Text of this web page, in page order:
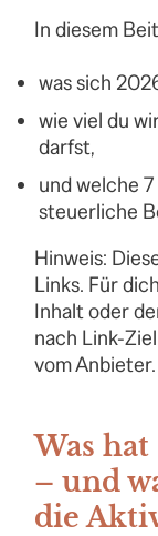
In diesem
was sich
wie viel du
darfst,
und welche
steuerliche
Hinweis:
Links. Für
Inhalt oder
nach Link-
vom Anbieter.
Was
– und
die